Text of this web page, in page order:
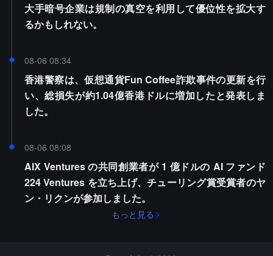
大手暗号企業は規制の真空を利用して優位性を拡大す
るかもしれない。
08-06 08:34
香港警察は、仮想通貨Fun Coffee詐欺事件の更新を行
い、総損失が約1.04億香港ドルに増加したと発表しま
した。
08-06 08:08
AIX Ventures の共同創業者が 1 億ドルの AI ファンド
224 Ventures を立ち上げ、チューリング賞受賞者のヤ
ン・リクンが参加しました。
もっと見る